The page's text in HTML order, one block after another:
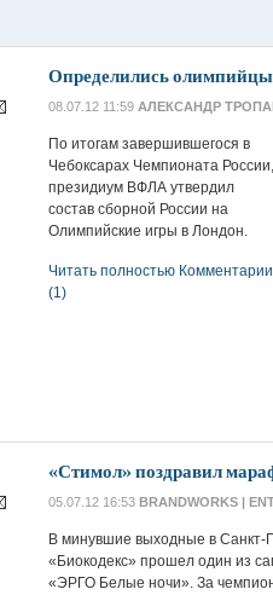
Определились
08.07.12 11:59 АЛЕКСАНДР
По итогам завершившегося в
Чебоксарах Чемпионата России,
президиум ВФЛА утвердил
состав сборной России на
Олимпийские игры в Лондон.
Читать полностью Комментарии
(1)
«Стимол» поздравил
05.07.12 16:53 BRANDWORKS |
В минувшие выходные в
«Биокодекс» прошел один из
«ЭРГО Белые ночи». За